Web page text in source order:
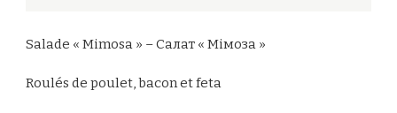
Salade « Mimosa » – Салат « Мімоза »
Roulés de poulet, bacon et feta